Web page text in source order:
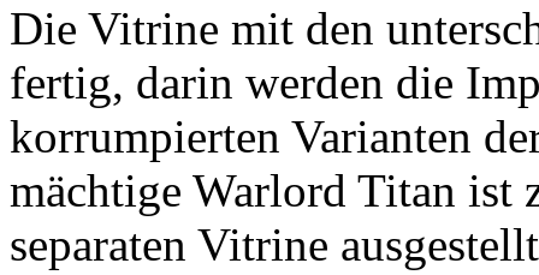
Die Vitrine mit den
fertig, darin werden die
korrumpierten Varianten
mächtige Warlord Titan ist
separaten Vitrine